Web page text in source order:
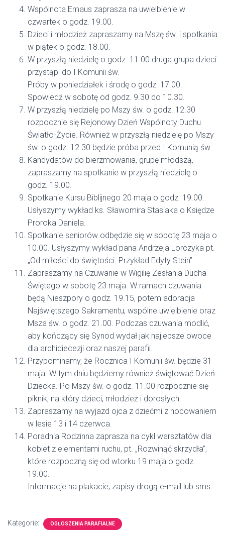
Wspólnota Emaus zaprasza na uwielbienie w
czwartek o godz. 19.00.
Dzieci i młodzież zapraszamy na Mszę św. i spotkania
w piątek o godz. 18.00.
W przyszłą niedzielę o godz. 11.00 druga grupa dzieci
przystąpi do I Komunii św.
Próby w poniedziałek i środę o godz. 17.00.
Spowiedź w sobotę od godz. 9.30 do 10.30.
W przyszłą niedzielę po Mszy św. o godz. 12.30
rozpocznie się Rejonowy Dzień Wspólnoty Duchu
Światło-Życie. Również w przyszłą niedzielę po Mszy
św. o godz. 12.30 będzie próba przed I Komunią św.
Kandydatów do bierzmowania, grupę młodszą,
zapraszamy na spotkanie w przyszłą niedzielę o
godz. 19.00.
Spotkanie Kursu Biblijnego 20 maja o godz. 19.00.
Usłyszymy wykład ks. Sławomira Stasiaka o Księdze
Proroka Daniela.
Spotkanie seniorów odbędzie się w sobotę 23 maja o
10.00. Usłyszymy wykład pana Andrzeja Lorczyka pt.
„Od miłości do świętości. Przykład Edyty Stein”
Zapraszamy na Czuwanie w Wigilię Zesłania Ducha
Świętego w sobotę 23 maja. W ramach czuwania
będą Nieszpory o godz. 19.15, potem adoracja
Najświętszego Sakramentu, wspólne uwielbienie oraz
Msza św. o godz. 21.00. Podczas czuwania modlić,
aby kończący się Synod wydał jak najlepsze owoce
dla archidiecezji oraz naszej parafii.
Przypominamy, że Rocznica I Komunii św. będzie 31
maja. W tym dniu będziemy również świętować Dzień
Dziecka. Po Mszy św. o godz. 11.00 rozpocznie się
piknik, na który dzieci, młodzież i dorosłych.
Zapraszamy na wyjazd ojca z dziećmi z nocowaniem
w lesie 13 i 14 czerwca.
Poradnia Rodzinna zaprasza na cykl warsztatów dla
kobiet z elementami ruchu, pt. „Rozwinąć skrzydła”,
które rozpoczną się od wtorku 19 maja o godz.
19.00.
Informacje na plakacie, zapisy drogą e-mail lub sms.
Kategorie: OGŁOSZENIA PARAFIALNE